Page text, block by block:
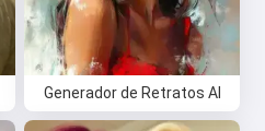
Generador de Retratos AI